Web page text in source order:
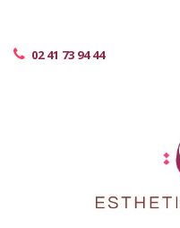
02 41 73 94 44